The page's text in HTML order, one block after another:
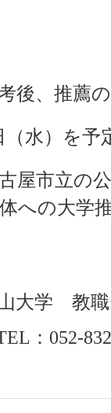
、推薦の
水）を予
市立の公
への大学
大学 教職